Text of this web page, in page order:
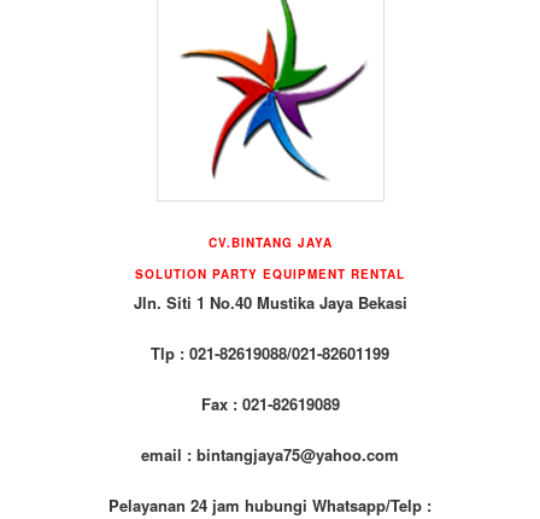
CV.BINTANG JAYA
SOLUTION PARTY EQUIPMENT RENTAL
Jln. Siti 1 No.40 Mustika Jaya Bekasi
Tlp : 021-82619088/021-82601199
Fax : 021-82619089
email : bintangjaya75@yahoo.com
Pelayanan 24 jam hubungi Whatsapp/Telp :